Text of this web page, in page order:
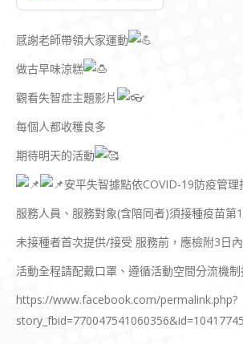
感謝老師帶領大家運動
做古早味涼糕
觀看失智症主題影片
每個人都收穫良多
期待明天的活動
安平失智據點依COVID-19防疫管理
服務人員、服務對象(含陪同者)須接種疫苗第
未接種者首次提供/接受 服務前，應檢附3日
活動全程請配戴口罩、遵循活動空間分流機制
https://www.facebook.com/permalink.php?